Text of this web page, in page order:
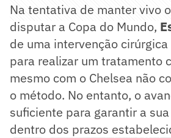
Na tentativa de manter vivo
disputar a Copa do Mundo,
de uma intervenção
para realizar um tratamento
mesmo com o Chelsea não
o método. No entanto, o
suficiente para garantir a
dentro dos prazos